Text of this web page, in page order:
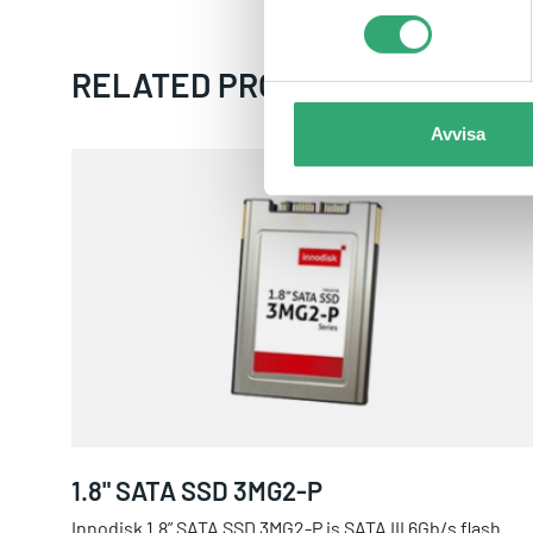
Avvisa
RELATED PRODUCTS
1.8" SATA SSD 3MG2-P
1.8" SATA SSD 3MG2-P
Innodisk 1.8” SATA SSD 3MG2-P is SATA III 6Gb/s flash